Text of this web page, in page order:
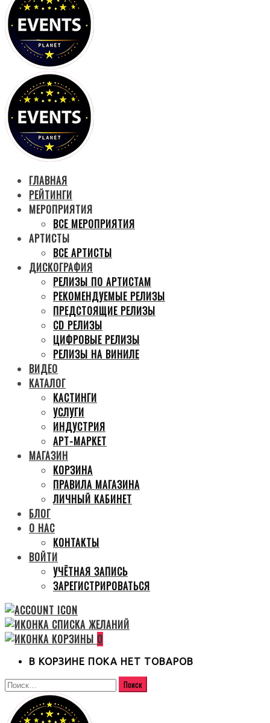
ГЛАВНАЯ
РЕЙТИНГИ
МЕРОПРИЯТИЯ
ВСЕ МЕРОПРИЯТИЯ
АРТИСТЫ
ВСЕ АРТИСТЫ
ДИСКОГРАФИЯ
РЕЛИЗЫ ПО АРТИСТАМ
РЕКОМЕНДУЕМЫЕ РЕЛИЗЫ
ПРЕДСТОЯЩИЕ РЕЛИЗЫ
CD РЕЛИЗЫ
ЦИФРОВЫЕ РЕЛИЗЫ
РЕЛИЗЫ НА ВИНИЛЕ
ВИДЕО
КАТАЛОГ
КАСТИНГИ
УСЛУГИ
ИНДУСТРИЯ
АРТ-МАРКЕТ
МАГАЗИН
КОРЗИНА
ПРАВИЛА МАГАЗИНА
ЛИЧНЫЙ КАБИНЕТ
БЛОГ
О НАС
КОНТАКТЫ
ВОЙТИ
УЧЁТНАЯ ЗАПИСЬ
ЗАРЕГИСТРИРОВАТЬСЯ
0
В КОРЗИНЕ ПОКА НЕТ ТОВАРОВ